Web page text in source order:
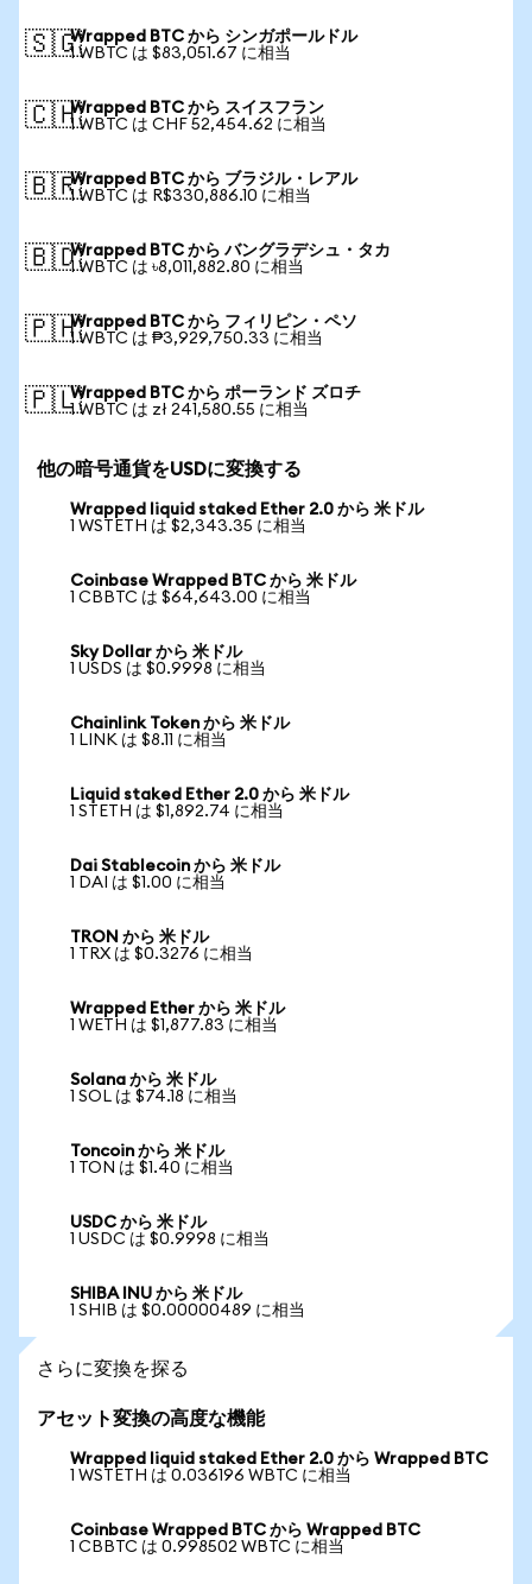
🇸🇬Wrapped BTC から シンガポールドル
1 WBTC は $83,051.67 に相当
🇨🇭Wrapped BTC から スイスフラン
1 WBTC は CHF 52,454.62 に相当
🇧🇷Wrapped BTC から ブラジル・レアル
1 WBTC は R$330,886.10 に相当
🇧🇩Wrapped BTC から バングラデシュ・タカ
1 WBTC は ৳8,011,882.80 に相当
🇵🇭Wrapped BTC から フィリピン・ペソ
1 WBTC は ₱3,929,750.33 に相当
🇵🇱Wrapped BTC から ポーランド ズロチ
1 WBTC は zł 241,580.55 に相当
他の暗号通貨をUSDに変換する
Wrapped liquid staked Ether 2.0 から 米ドル
1 WSTETH は $2,343.35 に相当
Coinbase Wrapped BTC から 米ドル
1 CBBTC は $64,643.00 に相当
Sky Dollar から 米ドル
1 USDS は $0.9998 に相当
Chainlink Token から 米ドル
1 LINK は $8.11 に相当
Liquid staked Ether 2.0 から 米ドル
1 STETH は $1,892.74 に相当
Dai Stablecoin から 米ドル
1 DAI は $1.00 に相当
TRON から 米ドル
1 TRX は $0.3276 に相当
Wrapped Ether から 米ドル
1 WETH は $1,877.83 に相当
Solana から 米ドル
1 SOL は $74.18 に相当
Toncoin から 米ドル
1 TON は $1.40 に相当
USDC から 米ドル
1 USDC は $0.9998 に相当
SHIBA INU から 米ドル
1 SHIB は $0.00000489 に相当
さらに変換を探る
アセット変換の高度な機能
Wrapped liquid staked Ether 2.0 から Wrapped BTC
1 WSTETH は 0.036196 WBTC に相当
Coinbase Wrapped BTC から Wrapped BTC
1 CBBTC は 0.998502 WBTC に相当